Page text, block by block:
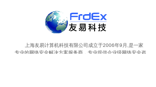
上海友易计算机科技有限公司成立于2006年9月,是一家
专业的网络安全解决方案服务商，专业提供企业级网络安全咨